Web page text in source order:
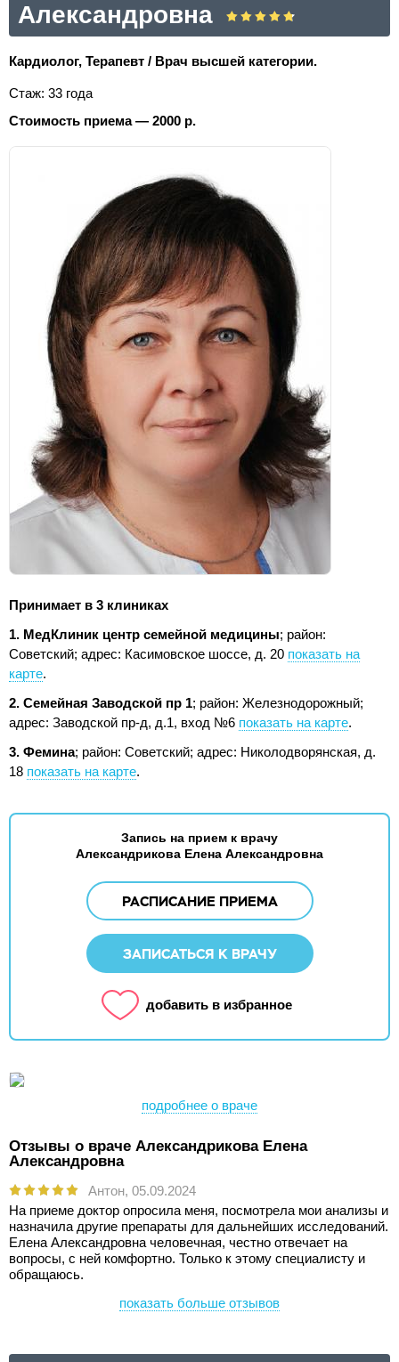
Александровна
Кардиолог, Терапевт / Врач высшей категории.
Стаж: 33 года
Стоимость приема — 2000 р.
Принимает в 3 клиниках
1. МедКлиник центр семейной медицины; район:
Советский; адрес: Касимовское шоссе, д. 20 показать на
карте.
2. Семейная Заводской пр 1; район: Железнодорожный;
адрес: Заводской пр-д, д.1, вход №6 показать на карте.
3. Фемина; район: Советский; адрес: Николодворянская, д.
18 показать на карте.
Запись на прием к врачу
Александрикова Елена Александровна
РАСПИСАНИЕ ПРИЕМА
ЗАПИСАТЬСЯ К ВРАЧУ
добавить в избранное
подробнее о враче
Отзывы о враче Александрикова Елена
Александровна
Антон, 05.09.2024
На приеме доктор опросила меня, посмотрела мои анализы и
назначила другие препараты для дальнейших исследований.
Елена Александровна человечная, честно отвечает на
вопросы, с ней комфортно. Только к этому специалисту и
обращаюсь.
показать больше отзывов